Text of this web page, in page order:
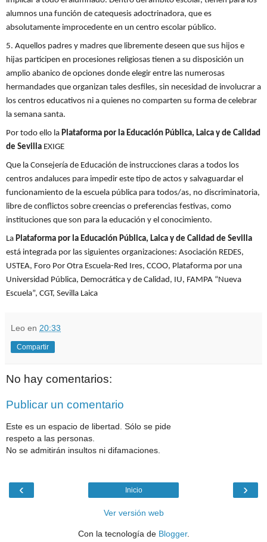
alumnos una función de catequesis adoctrinadora, que es
absolutamente improcedente en un centro escolar público.
5. Aquellos padres y madres que libremente deseen que sus hijos e
hijas participen en procesiones religiosas tienen a su disposición un
amplio abanico de opciones donde elegir entre las numerosas
hermandades que organizan tales desfiles, sin necesidad de involucrar a
los centros educativos ni a quienes no comparten su forma de celebrar
la semana santa.
Por todo ello la Plataforma por la Educación Pública, Laica y de Calidad
de Sevilla EXIGE
Que la Consejería de Educación de instrucciones claras a todos los
centros andaluces para impedir este tipo de actos y salvaguardar el
funcionamiento de la escuela pública para todos/as, no discriminatoria,
libre de conflictos sobre creencias o preferencias festivas, como
instituciones que son para la educación y el conocimiento.
La Plataforma por la Educación Pública, Laica y de Calidad de Sevilla
está integrada por las siguientes organizaciones: Asociación REDES,
USTEA, Foro Por Otra Escuela-Red Ires, CCOO, Plataforma por una
Universidad Pública, Democrática y de Calidad, IU, FAMPA “Nueva
Escuela”, CGT, Sevilla Laica
Leo en 20:33
Compartir
No hay comentarios:
Publicar un comentario
Este es un espacio de libertad. Sólo se pide
respeto a las personas.
No se admitirán insultos ni difamaciones.
‹ ›
Inicio
Ver versión web
Con la tecnología de Blogger.